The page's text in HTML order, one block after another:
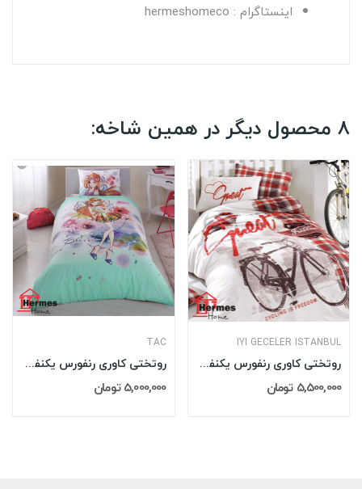
اینستاگرام : hermeshomeco
8 محصول دیگر در همین شاخه:
TAC
روتختی کاوری رنفورس یکنفره تینیجر تاچ TAC مدل:...
5,000,000 تومان
IYI GECELER ISTANBUL
روتختی کاوری رنفورس یکنفره تینیجر ایی گجلر...
5,500,000 تومان